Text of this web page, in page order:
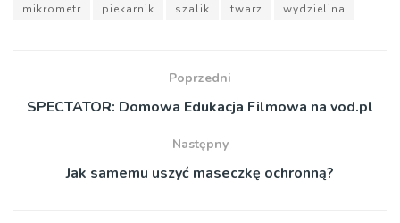
mikrometr
piekarnik szalik twarz wydzielina
Poprzedni
SPECTATOR: Domowa Edukacja Filmowa na vod.pl
Następny
Jak samemu uszyć maseczkę ochronną?